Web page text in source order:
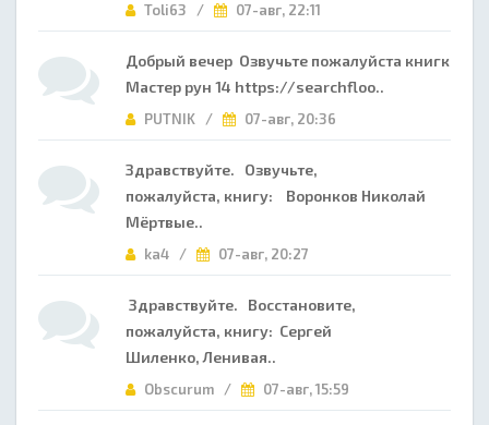
Toli63 / 07-авг, 22:11
Добрый вечер Озвучьте пожалуйста книгк
Мастер рун 14 https://searchfloo..
PUTNIK / 07-авг, 20:36
Здравствуйте. Озвучьте,
пожалуйста, книгу: Воронков Николай
Мёртвые..
ka4 / 07-авг, 20:27
Здравствуйте. Восстановите,
пожалуйста, книгу: Сергей
Шиленко, Ленивая..
Obscurum / 07-авг, 15:59